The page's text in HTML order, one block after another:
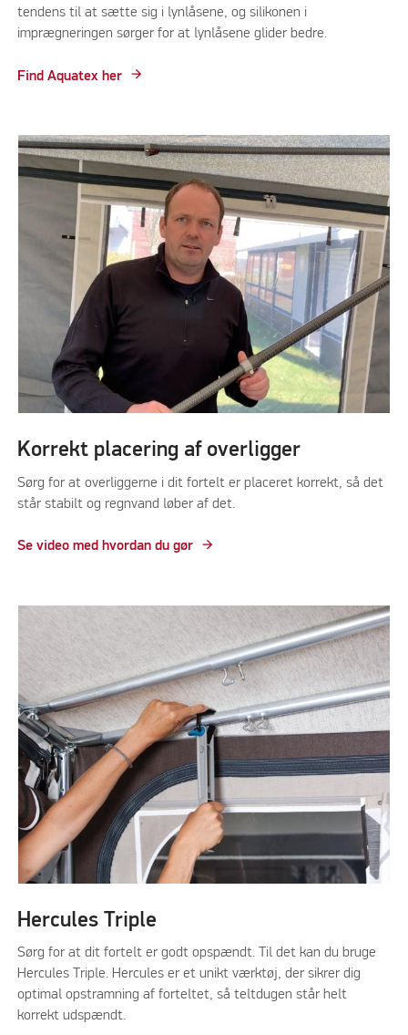
tendens til at sætte sig i lynlåsene, og silikonen i
imprægneringen sørger for at lynlåsene glider bedre.
Find Aquatex her
Korrekt placering af overligger
Sørg for at overliggerne i dit fortelt er placeret korrekt, så det
står stabilt og regnvand løber af det.
Se video med hvordan du gør
Hercules Triple
Sørg for at dit fortelt er godt opspændt. Til det kan du bruge
Hercules Triple. Hercules er et unikt værktøj, der sikrer dig
optimal opstramning af forteltet, så teltdugen står helt
korrekt udspændt.